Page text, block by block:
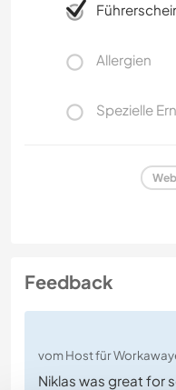
Allergien
Spezielle
Feedback
vom Host für
Niklas was great for